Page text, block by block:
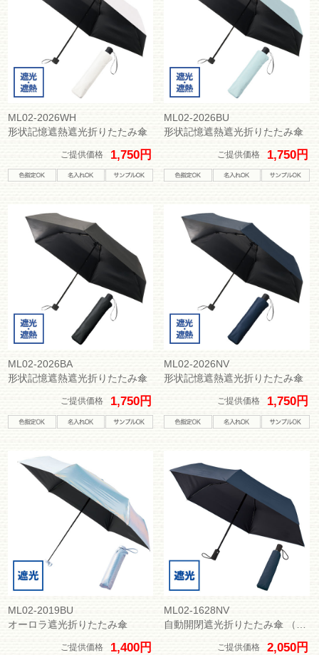
ML02-2026WH
形状記憶遮熱遮光折りたたみ傘
ご提供価格 1,750円
ML02-2026BU
形状記憶遮熱遮光折りたたみ傘
ご提供価格 1,750円
ML02-2026BA
形状記憶遮熱遮光折りたたみ傘
ご提供価格 1,750円
ML02-2026NV
形状記憶遮熱遮光折りたたみ傘
ご提供価格 1,750円
ML02-2019BU
オーロラ遮光折りたたみ傘
ご提供価格 1,400円
ML02-1628NV
ご提供価格 2,050円